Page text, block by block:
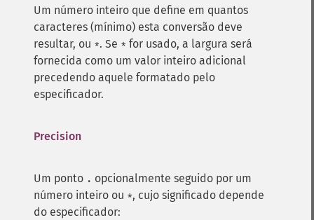
Um número inteiro que define em quantos
caracteres (mínimo) esta conversão deve
resultar, ou *. Se * for usado, a largura será
fornecida como um valor inteiro adicional
precedendo aquele formatado pelo
especificador.
Precision
Um ponto . opcionalmente seguido por um
número inteiro ou *, cujo significado depende
do especificador: